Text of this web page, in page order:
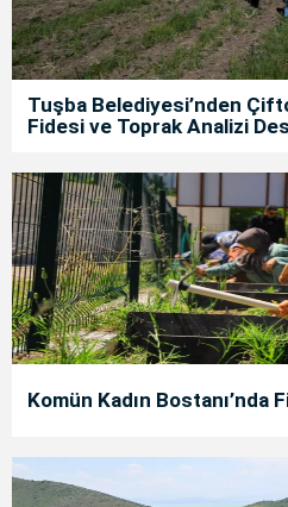
Tuşba Belediyesi’nden
Fidesi ve Toprak Analizi
Komün Kadın Bostanı’nda